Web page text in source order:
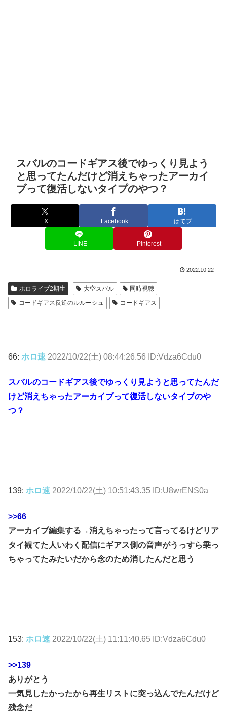
スバルのコードギアス後でゆっくり見よう
と思ってたんだけど消えちゃったアーカイ
ブって復活しないタイプのやつ？
X Facebook はてブ
LINE Pinterest
2022.10.22
ホロライブ2期生 大空スバル
同時視聴
コードギアス反逆のルルーシュ
コードギアス
66: ホロ速 2022/10/22(土) 08:44:26.56 ID:Vdza6Cdu0
スバルのコードギアス後でゆっくり見ようと思ってたんだ
けど消えちゃったアーカイブって復活しないタイプのや
つ？
139: ホロ速 2022/10/22(土) 10:51:43.35 ID:U8wrENS0a
>>66
アーカイブ編集する→消えちゃったって言ってるけどリア
タイ観てた人いわく配信にギアス側の音声がうっすら乗っ
ちゃってたみたいだから念のため消したんだと思う
153: ホロ速 2022/10/22(土) 11:11:40.65 ID:Vdza6Cdu0
>>139
ありがとう
一気見したかったから再生リストに突っ込んでたんだけど
残念だ